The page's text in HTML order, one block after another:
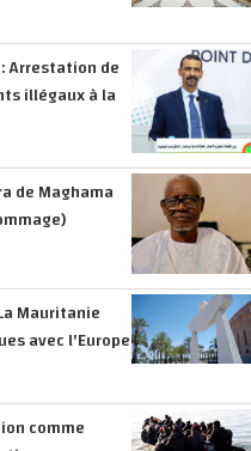
Arrestation de
illégaux à la
de Maghama
Mauritanie
avec l'Europe
comme